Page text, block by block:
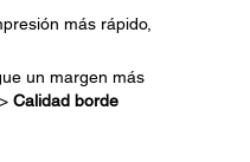
más rápido,
un margen más
Calidad borde